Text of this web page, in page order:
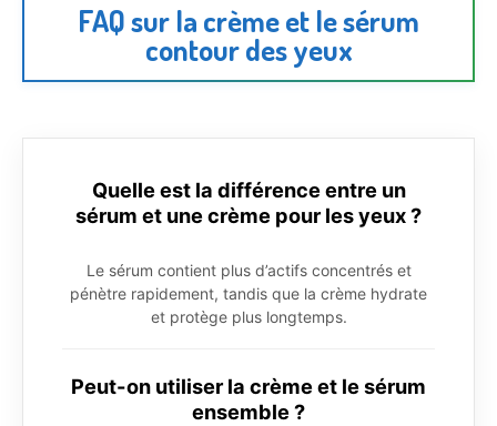
FAQ sur la crème et le sérum
contour des yeux
Quelle est la différence entre un
sérum et une crème pour les yeux ?
Le sérum contient plus d’actifs concentrés et
pénètre rapidement, tandis que la crème hydrate
et protège plus longtemps.
Peut-on utiliser la crème et le sérum
ensemble ?